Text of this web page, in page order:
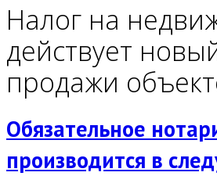
Налог на
действует
продажи
Обязательное
производится в